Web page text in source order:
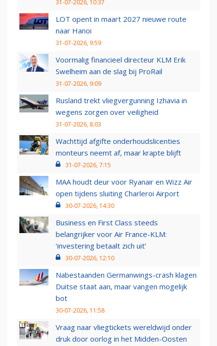
31-07-2026, 10:37
LOT opent in maart 2027 nieuwe route
naar Hanoi
31-07-2026, 9:59
Voormalig financieel directeur KLM Erik
Swelheim aan de slag bij ProRail
31-07-2026, 9:09
Rusland trekt vliegvergunning Izhavia in
wegens zorgen over veiligheid
31-07-2026, 8:03
Wachttijd afgifte onderhoudslicenties
monteurs neemt af, maar krapte blijft
31-07-2026, 7:15
MAA houdt deur voor Ryanair en Wizz Air
open tijdens sluiting Charleroi Airport
30-07-2026, 14:30
Business en First Class steeds
belangrijker voor Air France-KLM:
‘investering betaalt zich uit’
30-07-2026, 12:10
Nabestaanden Germanwings-crash klagen
Duitse staat aan, maar vangen mogelijk
bot
30-07-2026, 11:58
Vraag naar vliegtickets wereldwijd onder
druk door oorlog in het Midden-Oosten